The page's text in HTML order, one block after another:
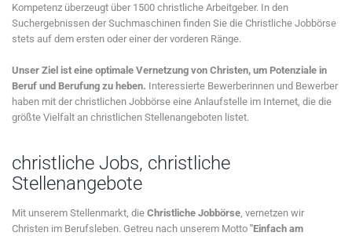
Kompetenz überzeugt über 1500 christliche Arbeitgeber. In den
Suchergebnissen der Suchmaschinen finden Sie die Christliche Jobbörse
stets auf dem ersten oder einer der vorderen Ränge.
Unser Ziel ist eine optimale Vernetzung von Christen, um Potenziale in
Beruf und Berufung zu heben. Interessierte Bewerberinnen und Bewerber
haben mit der christlichen Jobbörse eine Anlaufstelle im Internet, die die
größte Vielfalt an christlichen Stellenangeboten listet.
christliche Jobs, christliche
Stellenangebote
Mit unserem Stellenmarkt, die Christliche Jobbörse , vernetzen wir
Christen im Berufsleben. Getreu nach unserem Motto "Einfach am